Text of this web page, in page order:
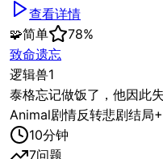
查看详情
🧩简单 78%
致命遗忘
逻辑兽1
泰格忘记做饭了，他因此失
Animal剧情反转悲剧结局+
10分钟
7问题